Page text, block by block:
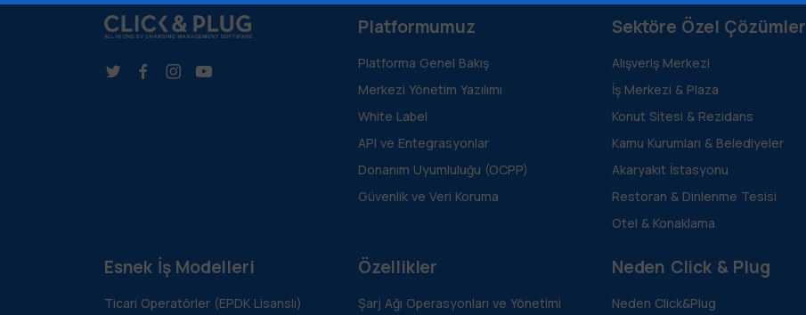
Platformumuz
Platforma Genel Bakış
Merkezi Yönetim Yazılımı
White Label
API ve Entegrasyonlar
Donanım Uyumluluğu (OCPP)
Güvenlik ve Veri Koruma
Sektöre Özel Çözümler
Alışveriş Merkezi
İş Merkezi & Plaza
Konut Sitesi & Rezidans
Kamu Kurumları & Belediyeler
Akaryakıt İstasyonu
Restoran & Dinlenme Tesisi
Otel & Konaklama
Esnek İş Modelleri
Ticari Operatörler (EPDK Lisanslı)
Özellikler
Şarj Ağı Operasyonları ve Yönetimi
Neden Click & Plug
Neden Click&Plug